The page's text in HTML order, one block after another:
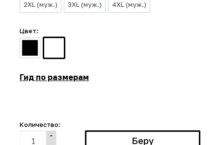
2XL (муж.) 3XL (муж.) 4XL (муж.)
Цвет:
Гид по размерам
Количество: